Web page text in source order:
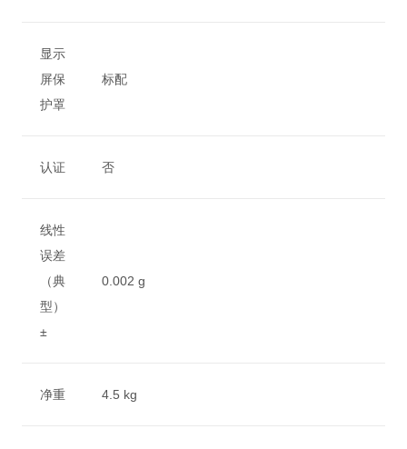
显示
屏保
护罩
标配
认证 否
线性
误差
（典
型）
±
0.002 g
净重 4.5 kg